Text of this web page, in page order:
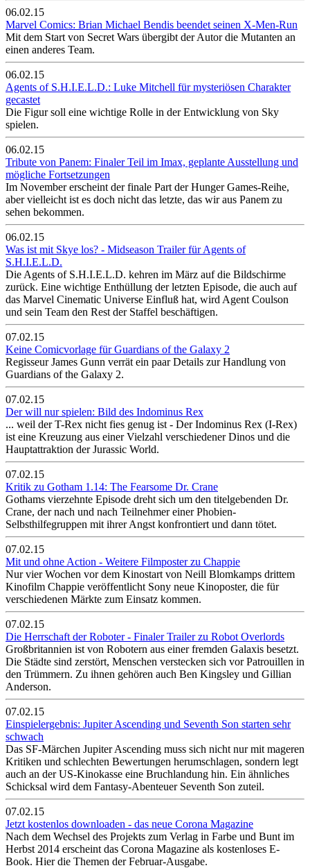
06.02.15
Marvel Comics: Brian Michael Bendis beendet seinen X-Men-Run
Mit dem Start von Secret Wars übergibt der Autor die Mutanten an
einen anderes Team.
06.02.15
Agents of S.H.I.E.L.D.: Luke Mitchell für mysteriösen Charakter
gecastet
Die Figur soll eine wichtige Rolle in der Entwicklung von Sky
spielen.
06.02.15
Tribute von Panem: Finaler Teil im Imax, geplante Ausstellung und
mögliche Fortsetzungen
Im November erscheint der finale Part der Hunger Games-Reihe,
aber vielleicht ist es doch nicht das letzte, das wir aus Panem zu
sehen bekommen.
06.02.15
Was ist mit Skye los? - Midseason Trailer für Agents of
S.H.I.E.L.D.
Die Agents of S.H.I.E.L.D. kehren im März auf die Bildschirme
zurück. Eine wichtige Enthüllung der letzten Episode, die auch auf
das Marvel Cinematic Universe Einfluß hat, wird Agent Coulson
und sein Team den Rest der Staffel beschäftigen.
07.02.15
Keine Comicvorlage für Guardians of the Galaxy 2
Regisseur James Gunn verrät ein paar Details zur Handlung von
Guardians of the Galaxy 2.
07.02.15
Der will nur spielen: Bild des Indominus Rex
... weil der T-Rex nicht fies genug ist - Der Indominus Rex (I-Rex)
ist eine Kreuzung aus einer Vielzahl verschiedener Dinos und die
Hauptattraktion der Jurassic World.
07.02.15
Kritik zu Gotham 1.14: The Fearsome Dr. Crane
Gothams vierzehnte Episode dreht sich um den titelgebenden Dr.
Crane, der nach und nach Teilnehmer einer Phobien-
Selbsthilfegruppen mit ihrer Angst konfrontiert und dann tötet.
07.02.15
Mit und ohne Action - Weitere Filmposter zu Chappie
Nur vier Wochen vor dem Kinostart von Neill Blomkamps drittem
Kinofilm Chappie veröffentlicht Sony neue Kinoposter, die für
verschiedenen Märkte zum Einsatz kommen.
07.02.15
Die Herrschaft der Roboter - Finaler Trailer zu Robot Overlords
Großbritannien ist von Robotern aus einer fremden Galaxis besetzt.
Die Städte sind zerstört, Menschen verstecken sich vor Patrouillen in
den Trümmern. Zu ihnen gehören auch Ben Kingsley und Gillian
Anderson.
07.02.15
Einspielergebnis: Jupiter Ascending und Seventh Son starten sehr
schwach
Das SF-Märchen Jupiter Ascending muss sich nicht nur mit mageren
Kritiken und schlechten Bewertungen herumschlagen, sondern legt
auch an der US-Kinokasse eine Bruchlandung hin. Ein ähnliches
Schicksal wird dem Fantasy-Abenteuer Seventh Son zuteil.
07.02.15
Jetzt kostenlos downloaden - das neue Corona Magazine
Nach dem Wechsel des Projekts zum Verlag in Farbe und Bunt im
Herbst 2014 erscheint das Corona Magazine als kostenloses E-
Book. Hier die Themen der Februar-Ausgabe.